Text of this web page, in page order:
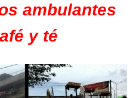
ambulantes
y té